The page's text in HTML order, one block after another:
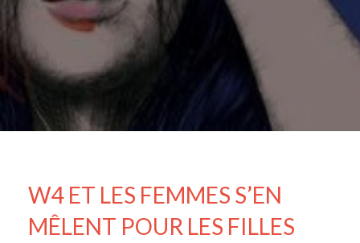
W4 ET LES FEMMES S’EN
MÊLENT POUR LES FILLES